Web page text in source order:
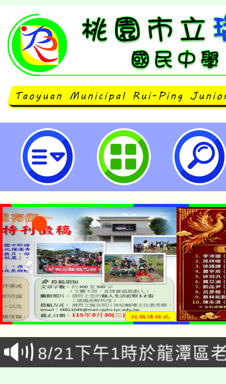
neilrpjhstyc網站設計者：徐嘉
「本色祭」8/29、30在
場熱烈登場!
8/21下午1時於龍潭區
徵才活動。
YOUNG桃局內行報名